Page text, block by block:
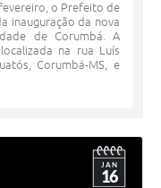
o Prefeito de
inauguração da nova
de Corumbá. A
na rua Luís
Corumbá-MS, e
JAN
16